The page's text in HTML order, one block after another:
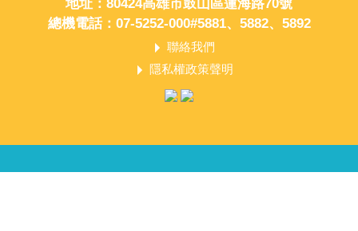
地址：80424高雄市鼓山區蓮海路70號
總機電話：07-5252-000#5881、5882、5892
聯絡我們
隱私權政策聲明